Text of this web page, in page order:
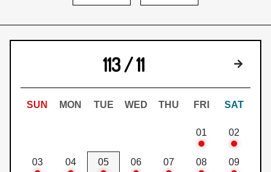
113 / 11 下個月
SUN MON TUE WED THU FRI SAT
01 02
03 04 05 06 07 08 09